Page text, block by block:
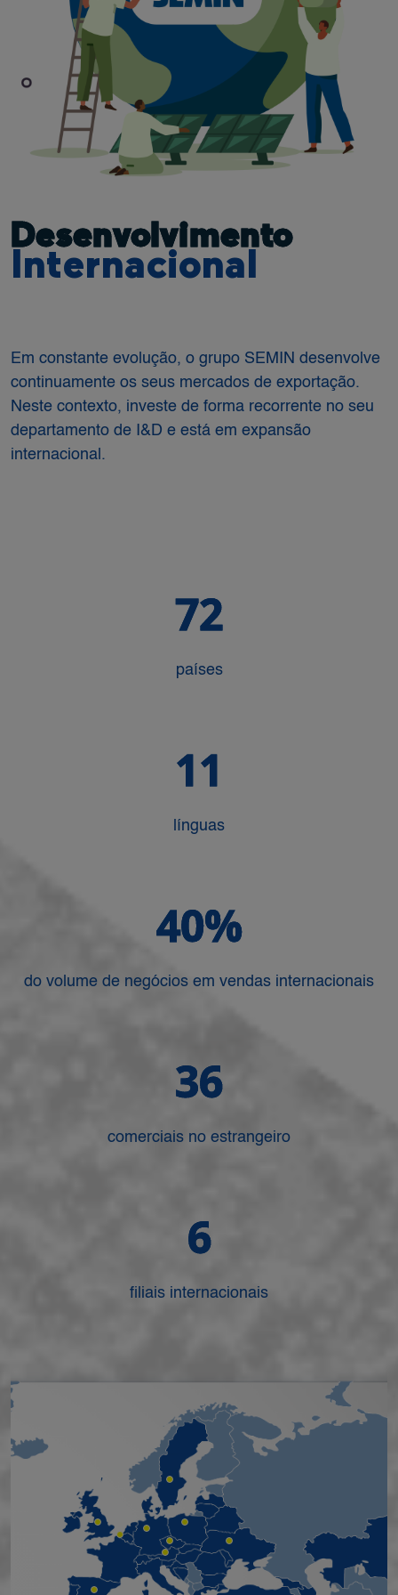
Desenvolvimento
Internacional
Em constante evolução, o grupo SEMIN desenvolve
continuamente os seus mercados de exportação.
Neste contexto, investe de forma recorrente no seu
departamento de I&D e está em expansão
internacional.
72
países
11
línguas
40%
do volume de negócios em vendas internacionais
36
comerciais no estrangeiro
6
filiais internacionais